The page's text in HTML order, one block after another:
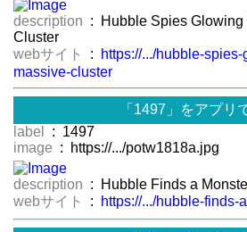
description : Hubble Spies
Cluster
webサイト
:
https://.../hubble-
massive-cluster
「1497」をアプリ
label
: 1497
image : https://.../potw1818a.jpg
description : Hubble Finds a
webサイト
: https://.../hubble-finds-